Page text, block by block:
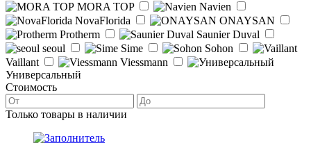
MORA TOP
Navien
NovaFlorida
ONAYSAN
Protherm
Saunier Duval
seoul
Sime
Sohon
Vaillant
Viessmann
Универсальный
Стоимость
Только товары в наличии